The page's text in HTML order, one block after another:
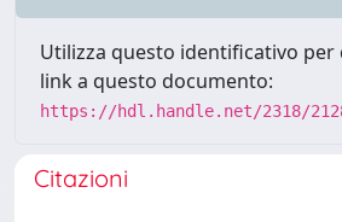
Utilizza questo identificativo per
link a questo documento:
https://hdl.handle.net/2318/
Citazioni